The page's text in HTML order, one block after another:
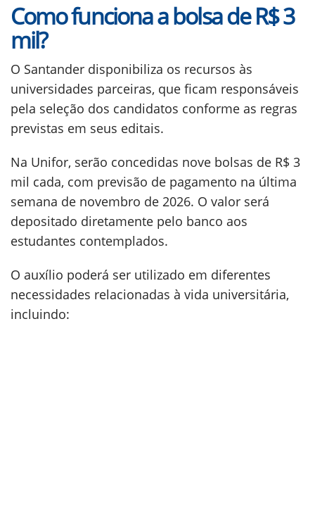
Como funciona a bolsa de R$ 3
mil?
O Santander disponibiliza os recursos às
universidades parceiras, que ficam responsáveis
pela seleção dos candidatos conforme as regras
previstas em seus editais.
Na Unifor, serão concedidas nove bolsas de R$ 3
mil cada, com previsão de pagamento na última
semana de novembro de 2026. O valor será
depositado diretamente pelo banco aos
estudantes contemplados.
O auxílio poderá ser utilizado em diferentes
necessidades relacionadas à vida universitária,
incluindo: